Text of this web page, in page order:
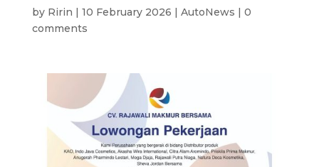
by Ririn | 10 February 2026 | AutoNews | 0
comments